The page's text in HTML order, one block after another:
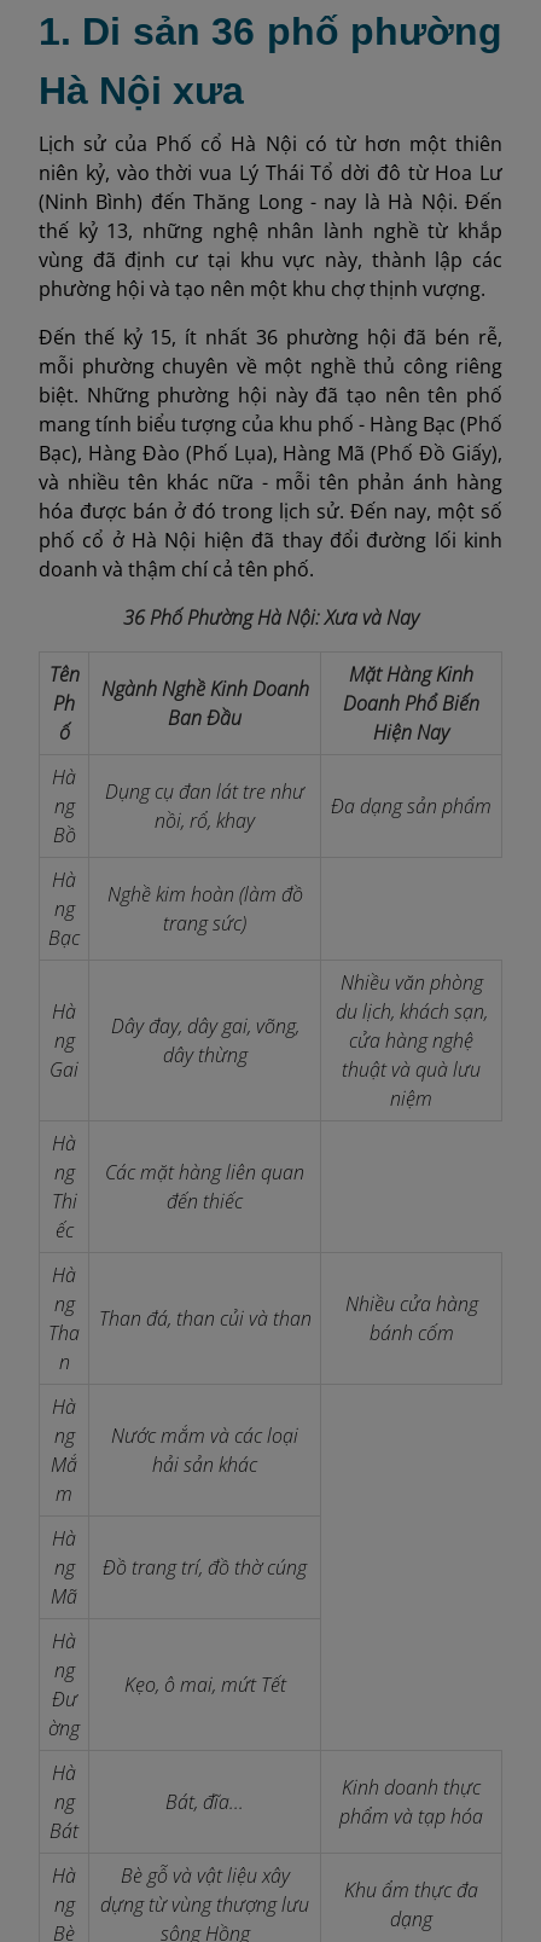
1. Di sản 36 phố phường
Hà Nội xưa
Lịch sử của Phố cổ Hà Nội có từ hơn một thiên
niên kỷ, vào thời vua Lý Thái Tổ dời đô từ Hoa Lư
(Ninh Bình) đến Thăng Long - nay là Hà Nội. Đến
thế kỷ 13, những nghệ nhân lành nghề từ khắp
vùng đã định cư tại khu vực này, thành lập các
phường hội và tạo nên một khu chợ thịnh vượng.
Đến thế kỷ 15, ít nhất 36 phường hội đã bén rễ,
mỗi phường chuyên về một nghề thủ công riêng
biệt. Những phường hội này đã tạo nên tên phố
mang tính biểu tượng của khu phố - Hàng Bạc (Phố
Bạc), Hàng Đào (Phố Lụa), Hàng Mã (Phố Đồ Giấy),
và nhiều tên khác nữa - mỗi tên phản ánh hàng
hóa được bán ở đó trong lịch sử. Đến nay, một số
phố cổ ở Hà Nội hiện đã thay đổi đường lối kinh
doanh và thậm chí cả tên phố.
36 Phố Phường Hà Nội: Xưa và Nay
Tên
Ph
ố
Ngành Nghề Kinh Doanh
Ban Đầu
Mặt Hàng Kinh
Doanh Phổ Biến
Hiện Nay
Hà
ng
Bồ
Dụng cụ đan lát tre như
nồi, rổ, khay
Đa dạng sản phẩm
Hà
ng
Bạc
Nghề kim hoàn (làm đồ
trang sức)
Hà
ng
Gai
Dây đay, dây gai, võng,
dây thừng
Nhiều văn phòng
du lịch, khách sạn,
cửa hàng nghệ
thuật và quà lưu
niệm
Hà
ng
Thi
ếc
Các mặt hàng liên quan
đến thiếc
Hà
ng
Tha
n
Than đá, than củi và than
Nhiều cửa hàng
bánh cốm
Hà
ng
Mắ
m
Nước mắm và các loại
hải sản khác
Hà
ng
Mã
Đồ trang trí, đồ thờ cúng
Hà
ng
Đư
ờng
Kẹo, ô mai, mứt Tết
Hà
ng
Bát
Bát, đĩa...
Kinh doanh thực
phẩm và tạp hóa
Hà
ng
Bè
Bè gỗ và vật liệu xây
dựng từ vùng thượng lưu
sông Hồng
Khu ẩm thực đa
dạng